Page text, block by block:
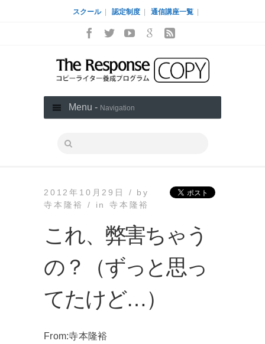
スクール 認定制度 通信講座一覧
Menu - Navigation
2012年10月29日 / by
寺本隆裕 / in 寺本隆裕
これ、弊害ちゃう
の？（ずっと思っ
てたけど…）
From:寺本隆裕